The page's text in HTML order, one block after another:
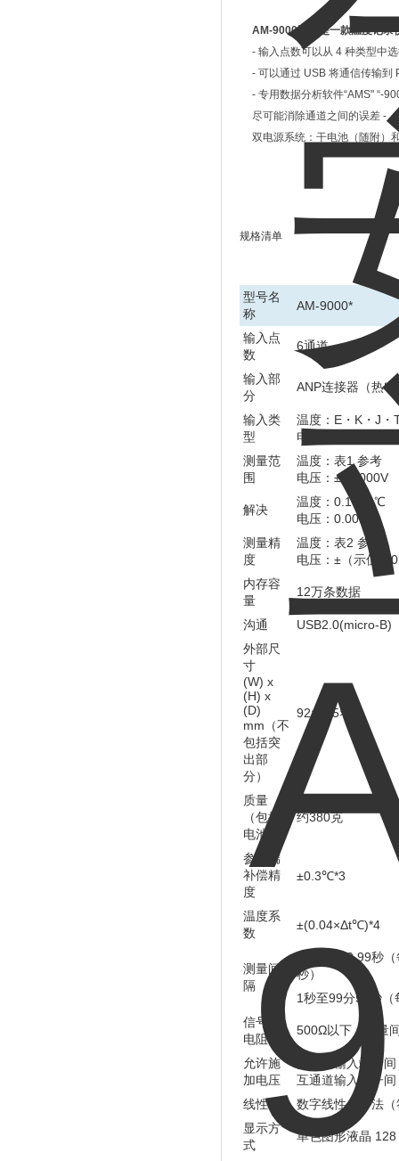
AM-9000系列是一款温度记录
- 输入点数可以从 4 种类型中
- 可以通过 USB 将通信传输到
- 专用数据分析软件“AMS" “-
尽可能消除通道之间的误差 -
双电源系统：干电池（随附）
规格清单
型号名
称
AM-9000*
输入点
数
6通道
输入部
分
ANP连接器（热
输入类
型
温度：E・K・J・
电压：V
测量范
围
温度：表1 参考
电压：±20.000V
解决
温度：0.1℃/1℃
电压：0.001V
测量精
度
温度：表2 参考
电压：±（示值的
内存容
量
12万条数据
沟通
USB2.0(micro-B)
外部尺
寸
(W) x
(H) x
(D)
mm（不
包括突
出部
分）
92×155×36
质量
（包括
电池）
约380克
参比端
补偿精
度
±0.3℃*3
温度系
数
±(0.04×Δt℃)*4
测量间
隔
0.10秒至0.99秒
秒）
1秒至99分59秒（
信号源
电阻
500Ω以下（测量
允许施
加电压
同通道输入端子
互通道输入端子
线性化
数字线性化方法
显示方
式
单色图形液晶